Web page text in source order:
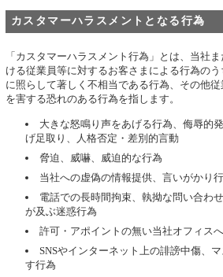
カスタマーハラスメントとなる行為
「カスタマーハラスメント行為」とは、当社
ける従業員等に対するお客さまによる行為の
に照らして著しく不相当である行為、その他
を害する恐れのある行為を指します。
大きな怒鳴り声をあげる行為、侮辱的
げ足取り、人格否定・差別的言動
脅迫、威嚇、威迫的な行為
当社への虚偽の情報提供、言いがかり
電話での長時間拘束、執拗な問い合わ
が及ぶ迷惑行為
許可・アポイントの無い当社オフィス
SNSやインターネット上の誹謗中傷、
す行為